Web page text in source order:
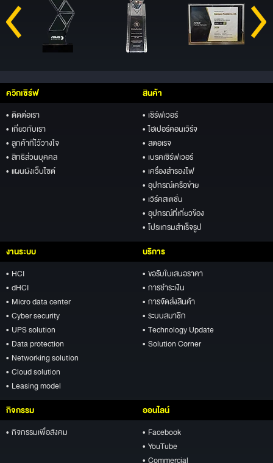
ควิกเซิร์ฟ
• ติดต่อเรา
• เกี่ยวกับเรา
• ลูกค้าที่ไว้วางใจ
• สิทธิส่วนบุคคล
• แผนผังเว็บไซต์
สินค้า
• เซิร์ฟเวอร์
• ไฮเปอร์คอนเวิร์จ
• สตอเรจ
• เบรคเซิร์ฟเวอร์
• เครื่องสำรองไฟ
• อุปกรณ์เครือข่าย
• เวิร์คสเตชั่น
• อุปกรณ์ที่เกี่ยวข้อง
• โปรแกรมสำเร็จรูป
งานระบบ
• HCI
• dHCI
• Micro data center
• Cyber security
• UPS solution
• Data protection
• Networking solution
• Cloud solution
• Leasing model
บริการ
• ขอรับใบเสนอราคา
• การชำระเงิน
• การจัดส่งสินค้า
• ระบบสมาชิก
• Technology Update
• Solution Corner
กิจกรรม
• กิจกรรมเพื่อสังคม
ออนไลน์
• Facebook
• YouTube
• Commercial